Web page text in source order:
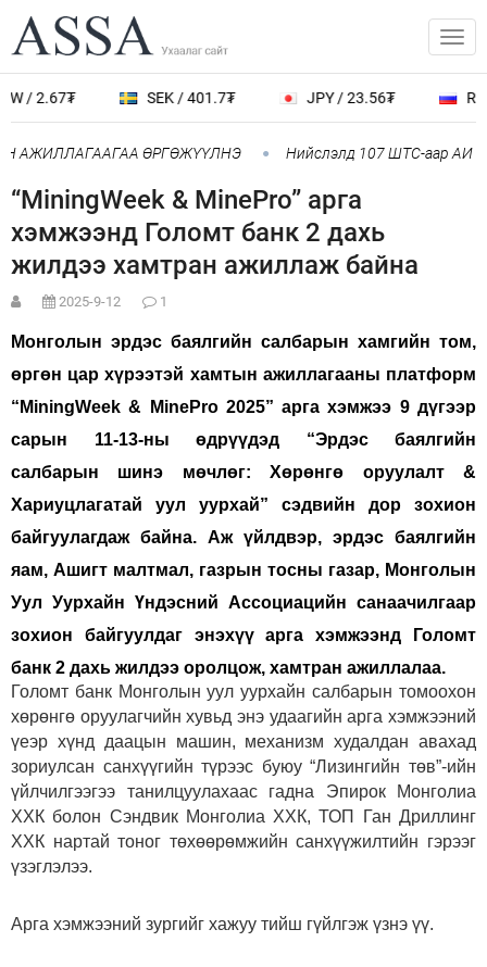
2.67₮ SEK / 401.7₮ JPY / 23.56₮ RUB /
ӨРГӨЖҮҮЛНЭ Нийслэлд 107 ШТС-аар АИ 92
“MiningWeek & MinePro” арга
хэмжээнд Голомт банк 2 дахь
жилдээ хамтран ажиллаж байна
2025-9-12 1
Монголын эрдэс баялгийн салбарын хамгийн том,
өргөн цар хүрээтэй хамтын ажиллагааны платформ
“MiningWeek & MinePro 2025” арга хэмжээ 9 дүгээр
сарын 11-13-ны өдрүүдэд “Эрдэс баялгийн
салбарын шинэ мөчлөг: Хөрөнгө оруулалт &
Хариуцлагатай уул уурхай” сэдвийн дор зохион
байгуулагдаж байна. Аж үйлдвэр, эрдэс баялгийн
яам, Ашигт малтмал, газрын тосны газар, Монголын
Уул Уурхайн Үндэсний Ассоциацийн санаачилгаар
зохион байгуулдаг энэхүү арга хэмжээнд Голомт
банк 2 дахь жилдээ оролцож, хамтран ажиллалаа.
Голомт банк Монголын уул уурхайн салбарын томоохон
хөрөнгө оруулагчийн хувьд энэ удаагийн арга хэмжээний
үеэр хүнд даацын машин, механизм худалдан авахад
зориулсан санхүүгийн түрээс буюу “Лизингийн төв”-ийн
үйлчилгээгээ танилцуулахаас гадна Эпирок Монголиа
ХХК болон Сэндвик Монголиа ХХК, ТОП Ган Дриллинг
ХХК нартай тоног төхөөрөмжийн санхүүжилтийн гэрээг
үзэглэлээ.
Арга хэмжээний зургийг хажуу тийш гүйлгэж үзнэ үү.